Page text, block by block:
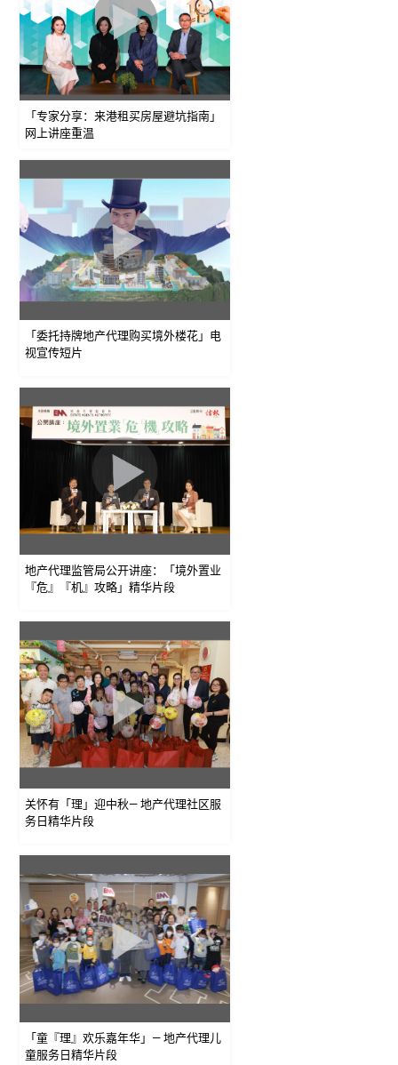
「专家分享：来港租买房屋避坑指南」
网上讲座重温
「委托持牌地产代理购买境外楼花」电
视宣传短片
地产代理监管局公开讲座：「境外置业
『危』『机』攻略」精华片段
关怀有「理」迎中秋— 地产代理社区服
务日精华片段
「童『理』欢乐嘉年华」— 地产代理儿
童服务日精华片段